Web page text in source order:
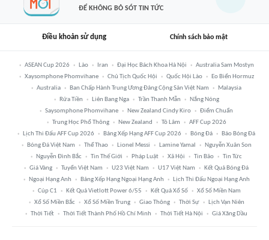
ĐỂ KHÔNG BỎ SÓT TIN TỨC
Điều khoản sử dụng Chính sách bảo mật
ASEAN Cup 2026 Lào Iran Đại Học Bách Khoa Hà Nội
Australia Sam Mostyn
Xaysomphone Phomvihane
Chủ Tịch Quốc Hội Quốc Hội Lào
Eo Biển Hormuz
Australia
Ban Chấp Hành Trung Ương Đảng Cộng Sản Việt Nam
Malaysia
Rửa Tiền
Liên Bang Nga Trần Thanh Mẫn
Nắng Nóng
Saysomphone Phomvihane
New Zealand Cindy Kiro
Điểm Chuẩn
Trung Học Phổ Thông
New Zealand Tô Lâm
AFF Cup 2026
Lịch Thi Đấu AFF Cup 2026
Bảng Xếp Hạng AFF Cup 2026 Bóng Đá
Báo Bóng Đá
Bóng Đá Việt Nam
Thể Thao Lionel Messi Lamine Yamal
Nguyễn Xuân Son
Nguyễn Đình Bắc
Tin Thế Giới Pháp Luật Xã Hội Tin Bão
Tin Tức
Giá Vàng
Tuyển Việt Nam U23 Việt Nam U17 Việt Nam
Kết Quả Bóng Đá
Ngoại Hạng Anh
Bảng Xếp Hạng Ngoại Hạng Anh
Lịch Thi Đấu Ngoại Hạng Anh
Cúp C1
Kết Quả Vietlott Power 6/55 Kết Quả Xổ Số
Xổ Số Miền Nam
Xổ Số Miền Bắc
Xổ Số Miền Trung Giao Thông Thời Sự
Lịch Vạn Niên
Thời Tiết
Thời Tiết Thành Phố Hồ Chí Minh Thời Tiết Hà Nội Giá Xăng Dầu